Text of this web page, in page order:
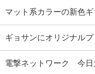
マット系カラーの新色
ギョサンにオリジナル
電撃ネットワーク 今